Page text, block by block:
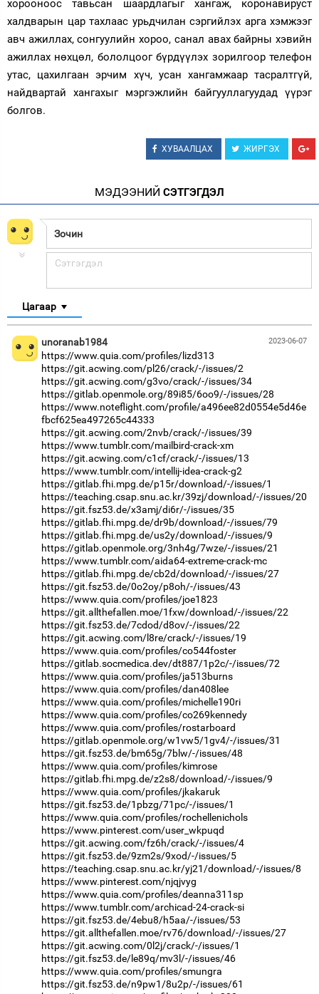
хорооноос тавьсан шаардлагыг хангаж, коронавируст
халдварын цар тахлаас урьдчилан сэргийлэх арга хэмжээг
авч ажиллах, сонгуулийн хороо, санал авах байрны хэвийн
ажиллах нөхцөл, бололцоог бүрдүүлэх зорилгоор телефон
утас, цахилгаан эрчим хүч, усан хангамжаар тасралтгүй,
найдвартай хангахыг мэргэжлийн байгууллагуудад үүрэг
болгов.
ХУВААЛЦАХ ЖИРГЭХ
МЭДЭЭНИЙ СЭТГЭГДЭЛ
Цагаар
2023-06-07
unoranab1984
https://www.quia.com/profiles/lizd313
https://git.acwing.com/pl26/crack/-/issues/2
https://git.acwing.com/g3vo/crack/-/issues/34
https://gitlab.openmole.org/89i85/6oo9/-/issues/28
https://www.noteflight.com/profile/a496ee82d0554e5d46e
fbcf625ea497265c44333
https://git.acwing.com/2nvb/crack/-/issues/39
https://www.tumblr.com/mailbird-crack-xm
https://git.acwing.com/c1cf/crack/-/issues/13
https://www.tumblr.com/intellij-idea-crack-g2
https://gitlab.fhi.mpg.de/p15r/download/-/issues/1
https://teaching.csap.snu.ac.kr/39zj/download/-/issues/20
https://git.fsz53.de/x3amj/di6r/-/issues/35
https://gitlab.fhi.mpg.de/dr9b/download/-/issues/79
https://gitlab.fhi.mpg.de/us2y/download/-/issues/9
https://gitlab.openmole.org/3nh4g/7wze/-/issues/21
https://www.tumblr.com/aida64-extreme-crack-mc
https://gitlab.fhi.mpg.de/cb2d/download/-/issues/27
https://git.fsz53.de/0o2oy/p8oh/-/issues/43
https://www.quia.com/profiles/joe1823
https://git.allthefallen.moe/1fxw/download/-/issues/22
https://git.fsz53.de/7cdod/d8ov/-/issues/22
https://git.acwing.com/l8re/crack/-/issues/19
https://www.quia.com/profiles/co544foster
https://gitlab.socmedica.dev/dt887/1p2c/-/issues/72
https://www.quia.com/profiles/ja513burns
https://www.quia.com/profiles/dan408lee
https://www.quia.com/profiles/michelle190ri
https://www.quia.com/profiles/co269kennedy
https://www.quia.com/profiles/rostarboard
https://gitlab.openmole.org/w1vw5/1gv4/-/issues/31
https://git.fsz53.de/bm65g/7blw/-/issues/48
https://www.quia.com/profiles/kimrose
https://gitlab.fhi.mpg.de/z2s8/download/-/issues/9
https://www.quia.com/profiles/jkakaruk
https://git.fsz53.de/1pbzg/71pc/-/issues/1
https://www.quia.com/profiles/rochellenichols
https://www.pinterest.com/user_wkpuqd
https://git.acwing.com/fz6h/crack/-/issues/4
https://git.fsz53.de/9zm2s/9xod/-/issues/5
https://teaching.csap.snu.ac.kr/yj21/download/-/issues/8
https://www.pinterest.com/njqjvyg
https://www.quia.com/profiles/deanna311sp
https://www.tumblr.com/archicad-24-crack-si
https://git.fsz53.de/4ebu8/h5aa/-/issues/53
https://git.allthefallen.moe/rv76/download/-/issues/27
https://git.acwing.com/0l2j/crack/-/issues/1
https://git.fsz53.de/le89q/mv3l/-/issues/46
https://www.quia.com/profiles/smungra
https://git.fsz53.de/n9pw1/8u2p/-/issues/61